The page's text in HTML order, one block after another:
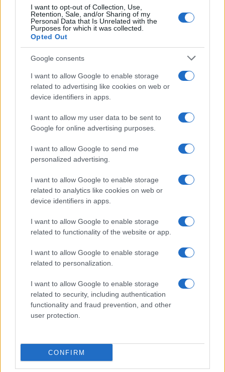
I want to opt-out of Collection, Use,
Retention, Sale, and/or Sharing of my
Personal Data that Is Unrelated with the
Purposes for which it was collected.
Opted Out
Google consents
I want to allow Google to enable storage
related to advertising like cookies on web or
device identifiers in apps.
I want to allow my user data to be sent to
Google for online advertising purposes.
I want to allow Google to send me
personalized advertising.
I want to allow Google to enable storage
related to analytics like cookies on web or
device identifiers in apps.
I want to allow Google to enable storage
related to functionality of the website or app.
I want to allow Google to enable storage
related to personalization.
I want to allow Google to enable storage
related to security, including authentication
functionality and fraud prevention, and other
user protection.
CONFIRM
azokat a művészeket és munkatársakat, akik 25 éve
dolgoznak az intézménynél.
Idén első ízben adta át a Magyar Állami Operaház az általa
alapított Opera Corpus sajtódíjat. Az elismeréssel az
intézmény olyan újságírók, médiumok és kommunikációs
szakemberek munkáját kívánja jutalmazni, akik az elmúlt
évtizedben a kulturális sajtó szűkülő piaci lehetőségei
ellenére is önzetlen munkával segítették az Opera
eseményeinek, művészeinek publicitását, példaértékű
nyitottsággal, alapossággal és tárgyilagossággal számoltak
be az intézmény produkcióiról.
Az első évben Bóka Gábor, az Operavilág.hu szerkesztője,
Bóta Gábor rádiós és televíziós műsorvezető, kritikus,
Devich Márton, a Bartók rádió csatornaigazgatója, Gábor
László, az Origó főszerkesztője, László Ferenc zenekritikus,
rádiós és televíziós újságíró, Papp Dániel, a
vezérigazgatója, Siklósi Beatrix, a Kossuth rádió
csatornaigazgatója és Zsoldos Dávid, a Papageno
ügyvezetője részesült az elismerésben.
A Magyar Állami Operaház 2013 óta ünnepli a nemzeti
romantikus opera megteremtőjének születésnapján a